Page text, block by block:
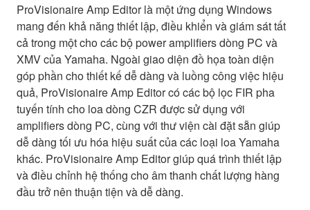
ProVisionaire Amp Editor là một ứng dụng Windows
mang đến khả năng thiết lập, điều khiển và giám sát tất
cả trong một cho các bộ power amplifiers dòng PC và
XMV của Yamaha. Ngoài giao diện đồ họa toàn diện
góp phần cho thiết kế dễ dàng và luồng công việc hiệu
quả, ProVisionaire Amp Editor có các bộ lọc FIR pha
tuyến tính cho loa dòng CZR được sử dụng với
amplifiers dòng PC, cùng với thư viện cài đặt sẵn giúp
dễ dàng tối ưu hóa hiệu suất của các loại loa Yamaha
khác. ProVisionaire Amp Editor giúp quá trình thiết lập
và điều chỉnh hệ thống cho âm thanh chất lượng hàng
đầu trở nên thuận tiện và dễ dàng.